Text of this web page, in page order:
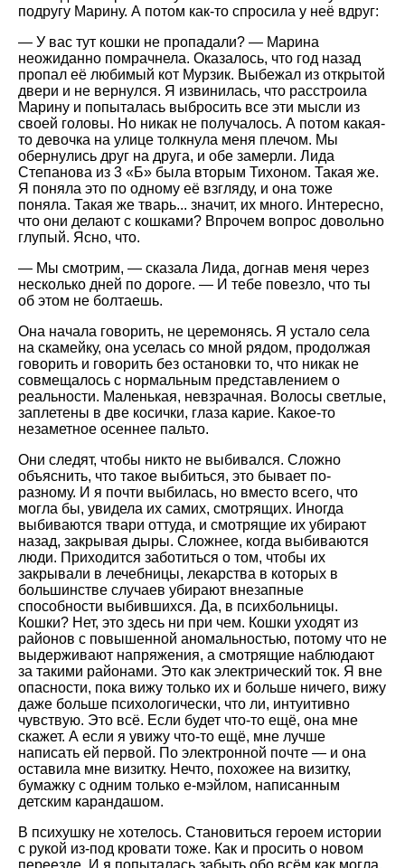
подругу Марину. А потом как-то спросила у неё вдруг:
— У вас тут кошки не пропадали? — Марина
неожиданно помрачнела. Оказалось, что год назад
пропал её любимый кот Мурзик. Выбежал из открытой
двери и не вернулся. Я извинилась, что расстроила
Марину и попыталась выбросить все эти мысли из
своей головы. Но никак не получалось. А потом какая-
то девочка на улице толкнула меня плечом. Мы
обернулись друг на друга, и обе замерли. Лида
Степанова из 3 «Б» была вторым Тихоном. Такая же.
Я поняла это по одному её взгляду, и она тоже
поняла. Такая же тварь... значит, их много. Интересно,
что они делают с кошками? Впрочем вопрос довольно
глупый. Ясно, что.
— Мы смотрим, — сказала Лида, догнав меня через
несколько дней по дороге. — И тебе повезло, что ты
об этом не болтаешь.
Она начала говорить, не церемонясь. Я устало села
на скамейку, она уселась со мной рядом, продолжая
говорить и говорить без остановки то, что никак не
совмещалось с нормальным представлением о
реальности. Маленькая, невзрачная. Волосы светлые,
заплетены в две косички, глаза карие. Какое-то
незаметное осеннее пальто.
Они следят, чтобы никто не выбивался. Сложно
объяснить, что такое выбиться, это бывает по-
разному. И я почти выбилась, но вместо всего, что
могла бы, увидела их самих, смотрящих. Иногда
выбиваются твари оттуда, и смотрящие их убирают
назад, закрывая дыры. Сложнее, когда выбиваются
люди. Приходится заботиться о том, чтобы их
закрывали в лечебницы, лекарства в которых в
большинстве случаев убирают внезапные
способности выбившихся. Да, в психбольницы.
Кошки? Нет, это здесь ни при чем. Кошки уходят из
районов с повышенной аномальностью, потому что не
выдерживают напряжения, а смотрящие наблюдают
за такими районами. Это как электрический ток. Я вне
опасности, пока вижу только их и больше ничего, вижу
даже больше психологически, что ли, интуитивно
чувствую. Это всё. Если будет что-то ещё, она мне
скажет. А если я увижу что-то ещё, мне лучше
написать ей первой. По электронной почте — и она
оставила мне визитку. Нечто, похожее на визитку,
бумажку с одним только е-мэйлом, написанным
детским карандашом.
В психушку не хотелось. Становиться героем истории
с рукой из-под кровати тоже. Как и просить о новом
переезде. И я попыталась забыть обо всём как могла,